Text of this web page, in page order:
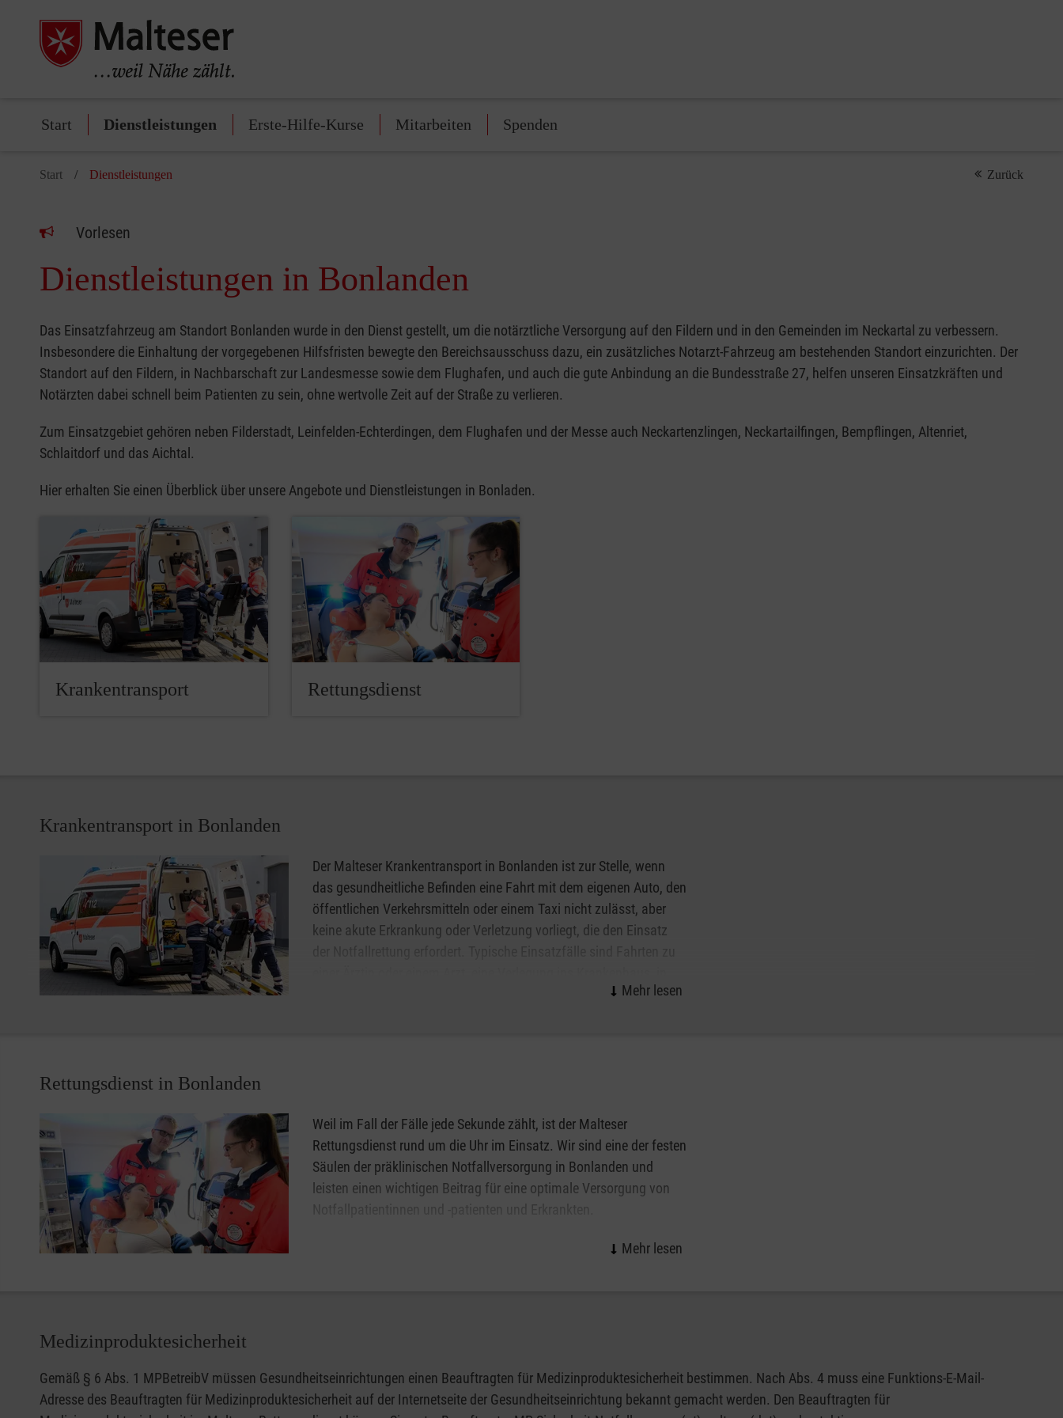
Start Dienstleistungen Erste-Hilfe-Kurse Mitarbeiten Spenden
Start Dienstleistungen Zurück
Vorlesen
Dienstleistungen in Bonlanden
Das Einsatzfahrzeug am Standort Bonlanden wurde in den Dienst gestellt, um die notärztliche Versorgung auf den Fildern und in den Gemeinden im Neckartal zu verbessern.
Insbesondere die Einhaltung der vorgegebenen Hilfsfristen bewegte den Bereichsausschuss dazu, ein zusätzliches Notarzt-Fahrzeug am bestehenden Standort einzurichten. Der
Standort auf den Fildern, in Nachbarschaft zur Landesmesse sowie dem Flughafen, und auch die gute Anbindung an die Bundesstraße 27, helfen unseren Einsatzkräften und
Notärzten dabei schnell beim Patienten zu sein, ohne wertvolle Zeit auf der Straße zu verlieren.
Zum Einsatzgebiet gehören neben Filderstadt, Leinfelden-Echterdingen, dem Flughafen und der Messe auch Neckartenzlingen, Neckartailfingen, Bempflingen, Altenriet,
Schlaitdorf und das Aichtal.
Hier erhalten Sie einen Überblick über unsere Angebote und Dienstleistungen in Bonladen.
Krankentransport Rettungsdienst
Krankentransport in Bonlanden
Der Malteser Krankentransport in Bonlanden ist zur Stelle, wenn
das gesundheitliche Befinden eine Fahrt mit dem eigenen Auto, den
öffentlichen Verkehrsmitteln oder einem Taxi nicht zulässt, aber
keine akute Erkrankung oder Verletzung vorliegt, die den Einsatz
eine Pflegeeinrichtung oder nach Hause. Ein Krankentransport wird
Rettungsdienst in Bonlanden
Weil im Fall der Fälle jede Sekunde zählt, ist der Malteser
Rettungsdienst rund um die Uhr im Einsatz. Wir sind eine der festen
Säulen der präklinischen Notfallversorgung in Bonlanden und
leisten einen wichtigen Beitrag für eine optimale Versorgung von
Notfallpatientinnen und -patienten und Erkrankten.
Als einer der größten Arbeitgeber am Markt bieten die Malteser
Medizinproduktesicherheit
Gemäß § 6 Abs. 1 MPBetreibV müssen Gesundheitseinrichtungen einen Beauftragten für Medizinproduktesicherheit bestimmen. Nach Abs. 4 muss eine Funktions-E-Mail-
Adresse des Beauftragten für Medizinproduktesicherheit auf der Internetseite der Gesundheitseinrichtung bekannt gemacht werden. Den Beauftragten für